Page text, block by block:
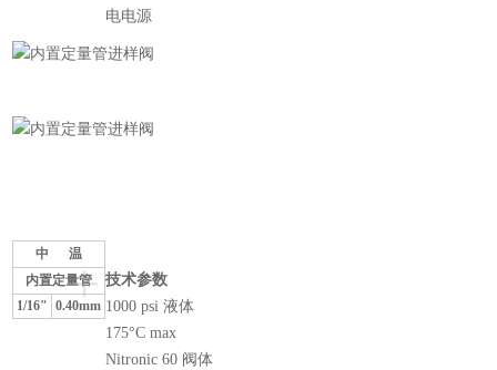
电电源
+
中
温
内置定量管
1/16" 0.40mm
技术参数
1000 psi 液体
175°C max
Nitronic 60 阀体